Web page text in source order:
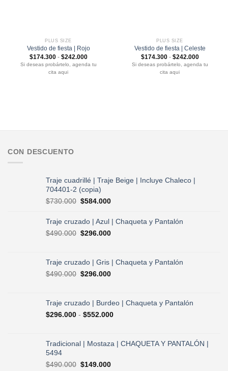
PLUS SIZE
Vestido de fiesta | Rojo
$174.300 - $242.000Rango
de
precios:
Si deseas probártelo, agenda tu
cita aqui
PLUS SIZE
Vestido de fiesta | Celeste
$174.300 - $242.000Rango
de
precios:
Si deseas probártelo, agenda tu
cita aqui
CON DESCUENTO
Traje cuadrillé | Traje Beige | Incluye Chaleco |
704401-2 (copia)
$730.000 El
original
era:
$730.000.
$584.000El
actual
es:
Traje cruzado | Azul | Chaqueta y Pantalón
$490.000 El
era:
$490.000.
$296.000El
es:
Traje cruzado | Gris | Chaqueta y Pantalón
$490.000 El
era:
$490.000.
$296.000El
es:
$296.000.
Traje cruzado | Burdeo | Chaqueta y Pantalón
$296.000 - $552.000Rango
desde
Tradicional | Mostaza | CHAQUETA Y PANTALÓN |
5494
$490.000 El
$149.000El